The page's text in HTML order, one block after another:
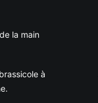
la main
à